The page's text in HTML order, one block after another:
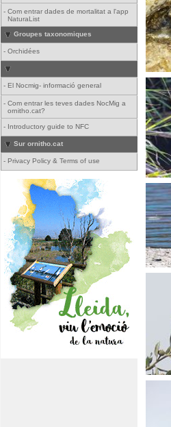
- Com entrar dades de mortalitat a l'app
NaturaList
Groupes taxonomiques
- Orchidées
- El Nocmig- informació general
- Com entrar les teves dades NocMig a
ornitho.cat?
- Introductory guide to NFC
Sur ornitho.cat
- Privacy Policy & Terms of use